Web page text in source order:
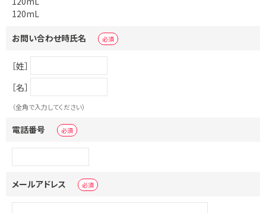
120mL
お問い合わせ時氏名
［姓］
［名］
（全角で入力してください）
電話番号
メールアドレス